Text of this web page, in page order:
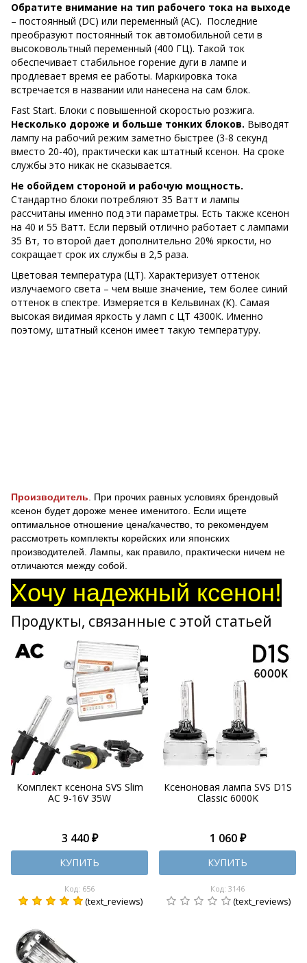
Обратите внимание на тип рабочего тока на выходе
– постоянный (DC) или переменный (АС). Последние
преобразуют постоянный ток автомобильной сети в
высоковольтный переменный (400 ГЦ). Такой ток
обеспечивает стабильное горение дуги в лампе и
продлевает время ее работы. Маркировка тока
встречается в названии или нанесена на сам блок.
Fast Start. Блоки с повышенной скоростью розжига.
Несколько дороже и больше тонких блоков. Выводят
лампу на рабочий режим заметно быстрее (3-8 секунд
вместо 20-40), практически как штатный ксенон. На сроке
службы это никак не сказывается.
Не обойдем стороной и рабочую мощность.
Стандартно блоки потребляют 35 Ватт и лампы
рассчитаны именно под эти параметры. Есть также ксенон
на 40 и 55 Ватт. Если первый отлично работает с лампами
35 Вт, то второй дает дополнительно 20% яркости, но
сокращает срок их службы в 2,5 раза.
Цветовая температура (ЦТ). Характеризует оттенок
излучаемого света – чем выше значение, тем более синий
оттенок в спектре. Измеряется в Кельвинах (К). Самая
высокая видимая яркость у ламп с ЦТ 4300К. Именно
поэтому, штатный ксенон имеет такую температуру.
Производитель . При прочих равных условиях брендовый
ксенон будет дороже менее именитого. Если ищете
оптимальное отношение цена/качество, то рекомендуем
рассмотреть комплекты корейских или японских
производителей. Лампы, как правило, практически ничем не
отличаются между собой.
Хочу надежный ксенон!
Продукты, связанные с этой статьей
Комплект ксенона SVS Slim
AC 9-16V 35W
3 440 ₽
КУПИТЬ
Код: 656
(text_reviews)
Ксеноновая лампа SVS D1S
Classic 6000K
1 060 ₽
КУПИТЬ
Код: 3146
(text_reviews)